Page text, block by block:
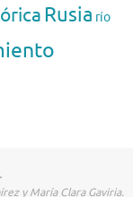
Rusia río
y María Clara Gaviria.